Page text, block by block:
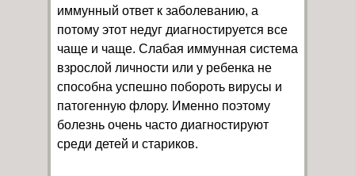
иммунный ответ к заболеванию, а
потому этот недуг диагностируется все
чаще и чаще. Слабая иммунная система
взрослой личности или у ребенка не
способна успешно побороть вирусы и
патогенную флору. Именно поэтому
болезнь очень часто диагностируют
среди детей и стариков.